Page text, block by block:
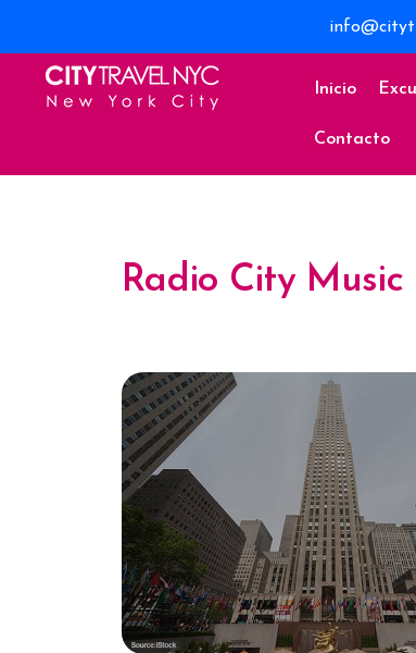
Inicio
Contacto
Radio City Music